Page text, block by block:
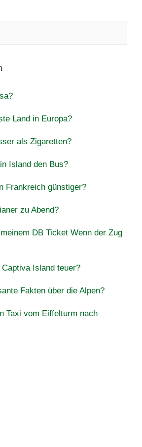
Land in Europa?
als Zigaretten?
Island den Bus?
Frankreich günstiger?
zu Abend?
DB Ticket Wenn der Zug
Island teuer?
Fakten über die Alpen?
Taxi vom Eiffelturm nach